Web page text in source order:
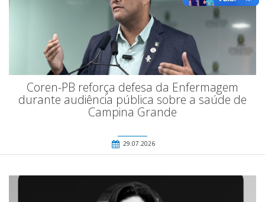
Coren-PB reforça defesa da Enfermagem
durante audiência pública sobre a saúde de
Campina Grande
29.07.2026